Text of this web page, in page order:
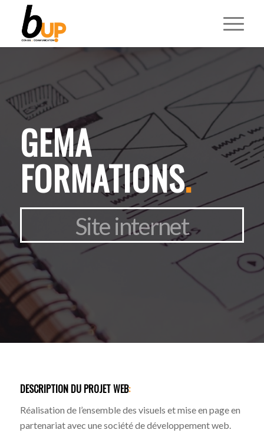
GEMA
FORMATIONS.
Site internet
DESCRIPTION DU PROJET WEB:
Réalisation de l’ensemble des visuels et mise en page en
partenariat avec une société de développement web.